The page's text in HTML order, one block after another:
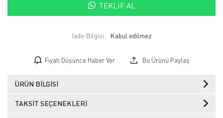
TEKLIF AL
İade Bilgisi:
Fiyatı Düşünce Haber Ver Bu Ürünü Paylaş
ÜRÜN BILGISI
TAKSIT SEÇENEKLERI